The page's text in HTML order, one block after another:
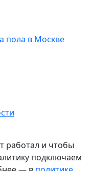
работал и чтобы
подключаем